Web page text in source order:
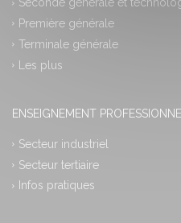
Première générale
Terminale générale
Les plus
ENSEIGNEMENT PROFESSIONNEL
Secteur industriel
Secteur tertiaire
Infos pratiques